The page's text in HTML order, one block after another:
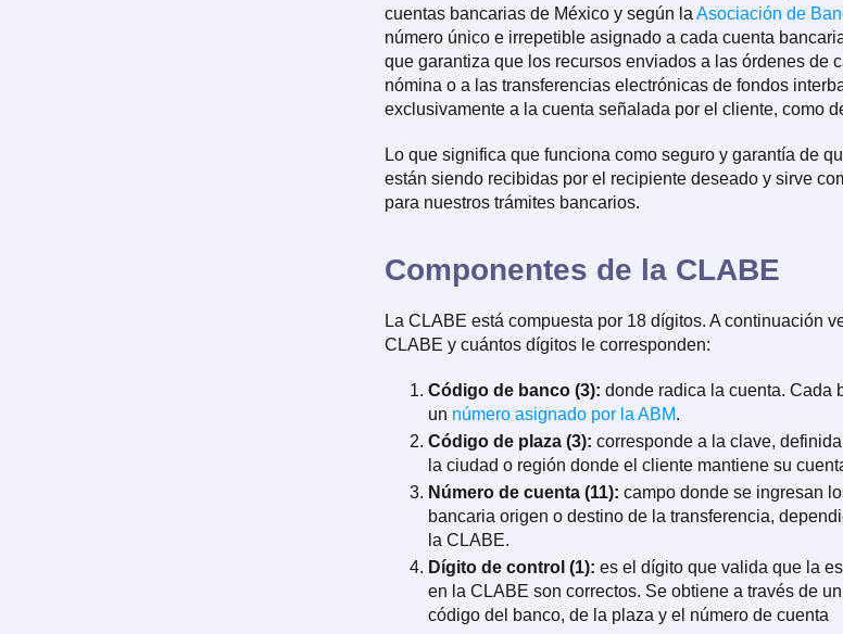
cuentas bancarias de México y según la Asociación de
número único e irrepetible asignado a cada cuenta
que garantiza que los recursos enviados a las órdenes de
nómina o a las transferencias electrónicas de fondos
exclusivamente a la cuenta señalada por el cliente, como
Lo que significa que funciona como seguro y garantía de
están siendo recibidas por el recipiente deseado y sirve
para nuestros trámites bancarios.
Componentes de la CLABE
La CLABE está compuesta por 18 dígitos. A continuación
CLABE y cuántos dígitos le corresponden:
Código de banco (3): donde radica la cuenta. Cada
un número asignado por la ABM.
Código de plaza (3): corresponde a la clave, definida
la ciudad o región donde el cliente mantiene su
Número de cuenta (11): campo donde se ingresan
bancaria origen o destino de la transferencia,
la CLABE.
Dígito de control (1): es el dígito que valida que la
en la CLABE son correctos. Se obtiene a través de
código del banco, de la plaza y el número de cuenta